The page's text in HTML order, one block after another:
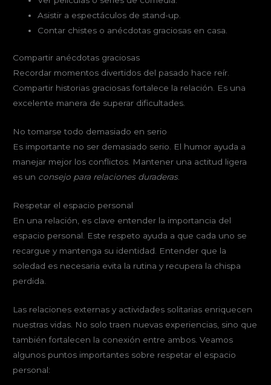
Asistir a espectáculos de stand-up.
Contar chistes o anécdotas graciosas en casa.
Compartir anécdotas graciosas
Recordar momentos divertidos del pasado hace reír.
Compartir historias graciosas fortalece la relación. Es una
excelente manera de superar dificultades.
No tomarse todo demasiado en serio
Es importante no ser demasiado serio. El humor ayuda a
manejar mejor los conflictos. Mantener una actitud ligera
es un consejo para relaciones duraderas.
Respetar el espacio personal
En una relación, es clave entender la importancia del
espacio personal. Este respeto ayuda a que cada uno se
recargue y mantenga su identidad. Entender que la
soledad es necesaria evita la rutina y recupera la chispa
perdida.
Las relaciones externas y actividades solitarias enriquecen
nuestras vidas. No solo traen nuevas experiencias, sino que
también fortalecen la conexión entre ambos. Veamos
algunos puntos importantes sobre respetar el espacio
personal: